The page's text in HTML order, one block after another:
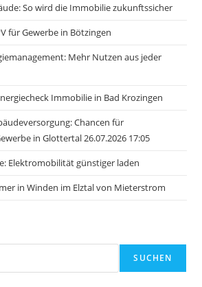
So wird die Immobilie zukunftssicher
für Gewerbe in Bötzingen
Mehr Nutzen aus jeder
Immobilie in Bad Krozingen
Chancen für
in Glottertal 26.07.2026 17:05
Elektromobilität günstiger laden
in Winden im Elztal von Mieterstrom
SUCHEN